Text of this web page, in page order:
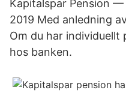
Kapitalspar Pension
2019 Med anledning
Om du har individuellt
hos banken.